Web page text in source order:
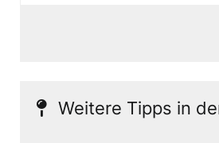
Weitere Tipps in